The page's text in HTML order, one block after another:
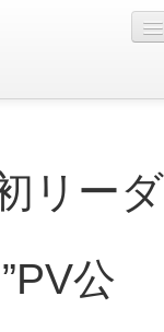
リーダ
公